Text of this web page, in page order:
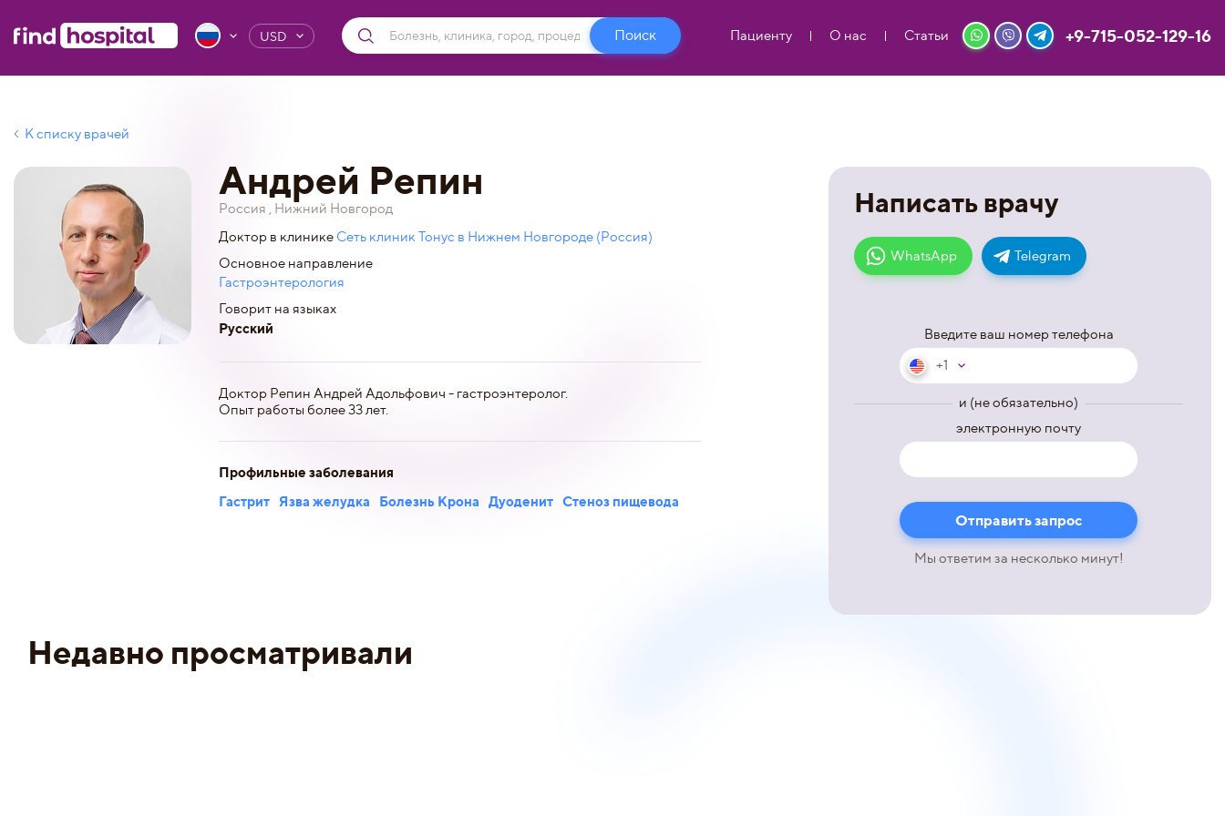
USD Пациенту О нас Статьи +9-715-052-129-16
К списку врачей
Написать врачу
WhatsApp Telegram
Введите ваш номер телефона
+1
и (не обязательно)
электронную почту
Мы ответим за несколько минут!
Андрей Репин
Россия , Нижний Новгород
Доктор в клинике Сеть клиник Тонус в Нижнем Новгороде (Россия)
Основное направление
Гастроэнтерология
Говорит на языках
Русский
Доктор Репин Андрей Адольфович - гастроэнтеролог.
Опыт работы более 33 лет.
Профильные заболевания
Гастрит Язва желудка Болезнь Крона Дуоденит Стеноз пищевода
Недавно просматривали